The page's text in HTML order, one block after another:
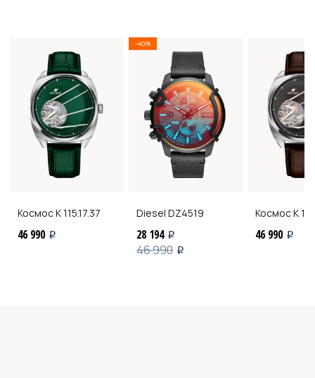
КосмосK 115.17.37
46 990 i
-40%
Diesel DZ4519
28 194 i
46 990 i
КосмосK
46 990 i